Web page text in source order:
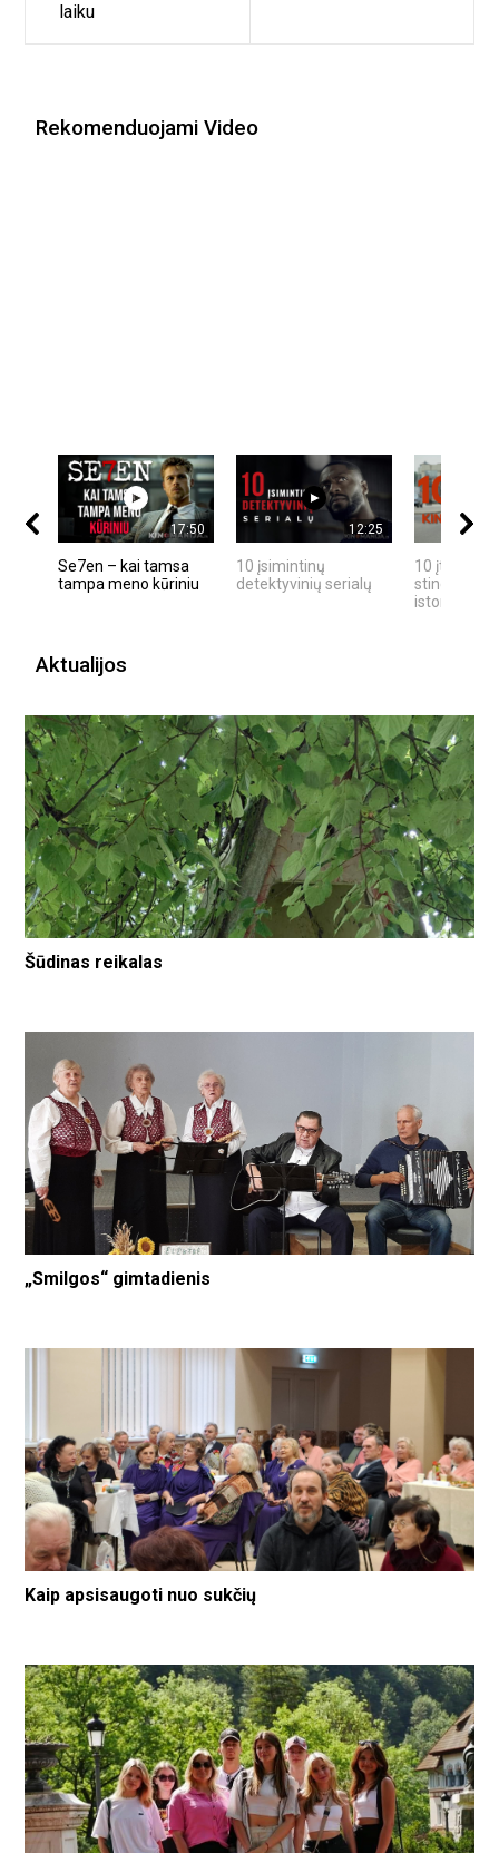
laiku
Rekomenduojami Video
17:50
Se7en – kai tamsa
tampa meno kūriniu
12:25
10 įsimintinų
detektyvinių serialų
10 įtemptų,
stingdančių
istorijų
Aktualijos
Šūdinas reikalas
„Smilgos“ gimtadienis
Kaip apsisaugoti nuo sukčių